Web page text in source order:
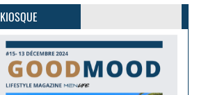
PLUS D'INFOS